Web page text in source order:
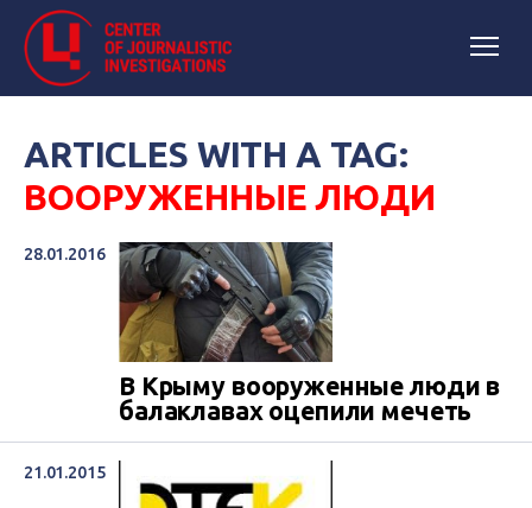
ARTICLES WITH A TAG:
ВООРУЖЕННЫЕ ЛЮДИ
28.01.2016
В Крыму вооруженные люди в
балаклавах оцепили мечеть
21.01.2015